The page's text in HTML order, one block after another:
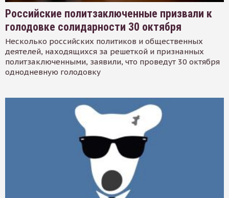
Российские политзаключенные призвали к
голодовке солидарности 30 октября
Несколько российских политиков и общественных
деятелей, находящихся за решеткой и признанных
политзаключенными, заявили, что проведут 30 октября
однодневную голодовку